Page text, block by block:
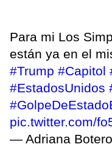
Para mi Los
están ya en el
#Trump #Capitol
#EstadosUnidos
pic.twitter.com/
— Adriana